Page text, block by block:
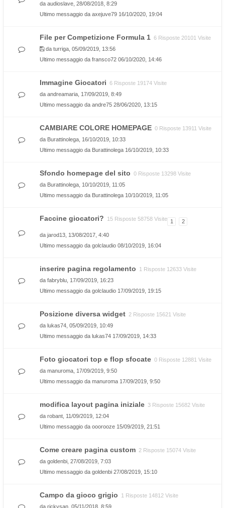
da audioslave , 28/08/2018, 8:29
Ultimo messaggio da axejuve79 16/10/2020, 19:04
File per Competizione Formula 1 6 Risposte 20101 Visite
da turriga , 05/09/2019, 13:56
Ultimo messaggio da fransco72 06/10/2020, 14:46
Immagine Giocatori 6 Risposte 19174 Visite
da andreamaria , 17/09/2019, 8:49
Ultimo messaggio da andre75 28/06/2020, 13:15
CAMBIARE COLORE HOMEPAGE 0 Risposte 13911 Visite
da Burattinolega , 16/10/2019, 10:33
Ultimo messaggio da Burattinolega 16/10/2019, 10:33
Sfondo homepage del sito 0 Risposte 13298 Visite
da Burattinolega , 10/10/2019, 11:05
Ultimo messaggio da Burattinolega 10/10/2019, 11:05
Faccine giocatori? 15 Risposte 58758 Visite 1 2
da jarod13 , 13/08/2017, 4:40
Ultimo messaggio da golclaudio 08/10/2019, 16:04
inserire pagina regolamento
1 Risposte 12633 Visite
da fabryblu , 17/09/2019, 16:23
Ultimo messaggio da golclaudio 17/09/2019, 19:15
Posizione diversa widget 2 Risposte 15621 Visite
da lukas74 , 05/09/2019, 10:49
Ultimo messaggio da lukas74 17/09/2019, 14:33
Foto giocatori top e flop sfocate 0 Risposte 12881 Visite
da manuroma , 17/09/2019, 9:50
Ultimo messaggio da manuroma 17/09/2019, 9:50
modifica layout pagina iniziale 3 Risposte 15682 Visite
da robant , 11/09/2019, 12:04
Ultimo messaggio da ooorooze 15/09/2019, 21:51
Come creare pagina custom 2 Risposte 15074 Visite
da goldenbi , 27/08/2019, 7:03
Ultimo messaggio da goldenbi 27/08/2019, 15:10
Campo da gioco grigio
1 Risposte 14812 Visite
da rickysan , 05/11/2018, 8:59